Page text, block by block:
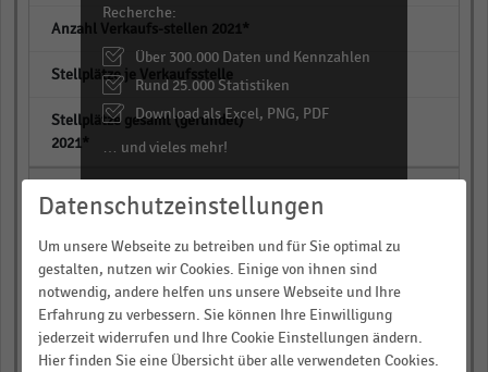
Recherche:
Über 300.000 Daten und Kennzahlen
Rund 25.000 Statistiken
Download als Excel, PNG, PDF
… und vieles mehr!
JETZT INFORMIEREN
Datenschutzeinstellungen
Um unsere Webseite zu betreiben und für Sie optimal zu
gestalten, nutzen wir Cookies. Einige von ihnen sind
notwendig, andere helfen uns unsere Webseite und Ihre
Erfahrung zu verbessern. Sie können Ihre Einwilligung
jederzeit widerrufen und Ihre Cookie Einstellungen ändern.
Hier finden Sie eine Übersicht über alle verwendeten Cookies.